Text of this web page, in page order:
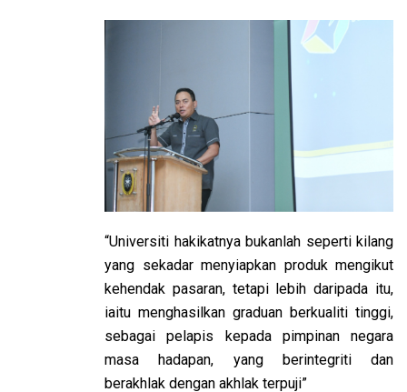
“Universiti hakikatnya bukanlah seperti kilang
yang sekadar menyiapkan produk mengikut
kehendak pasaran, tetapi lebih daripada itu,
iaitu menghasilkan graduan berkualiti tinggi,
sebagai pelapis kepada pimpinan negara
masa hadapan, yang berintegriti dan
berakhlak dengan akhlak terpuji”